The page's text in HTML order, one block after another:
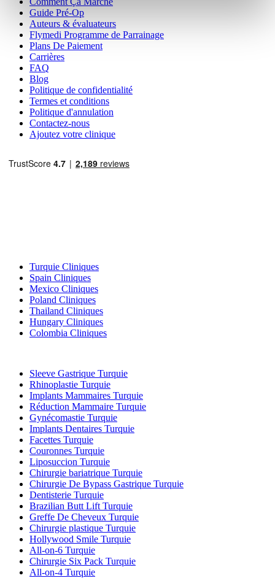
Guide Pré-Op
Auteurs & évaluateurs
Flymedi Programme de Parrainage
Plans De Paiement
Carrières
FAQ
Blog
Politique de confidentialité
Termes et conditions
Politique d'annulation
Contactez-nous
Ajoutez votre clinique
Turquie Cliniques
Spain Cliniques
Mexico Cliniques
Poland Cliniques
Thailand Cliniques
Hungary Cliniques
Colombia Cliniques
Sleeve Gastrique Turquie
Rhinoplastie Turquie
Implants Mammaires Turquie
Réduction Mammaire Turquie
Gynécomastie Turquie
Implants Dentaires Turquie
Facettes Turquie
Couronnes Turquie
Liposuccion Turquie
Chirurgie bariatrique Turquie
Chirurgie De Bypass Gastrique Turquie
Dentisterie Turquie
Brazilian Butt Lift Turquie
Greffe De Cheveux Turquie
Chirurgie plastique Turquie
Hollywood Smile Turquie
All-on-6 Turquie
Chirurgie Six Pack Turquie
All-on-4 Turquie